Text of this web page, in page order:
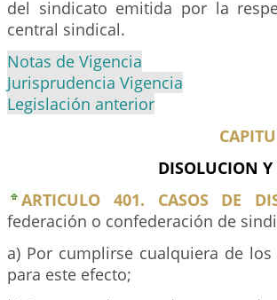
del sindicato emitida por la
central sindical.
Notas de Vigencia
Jurisprudencia Vigencia
Legislación anterior
DISOLUCION
ARTICULO 401. CASOS DE
federación o confederación de
a) Por cumplirse cualquiera de
para este efecto;